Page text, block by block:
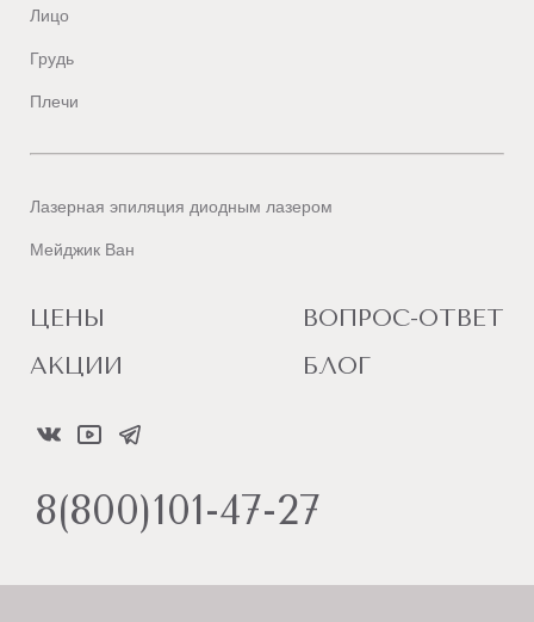
Лицо
Грудь
Плечи
Лазерная эпиляция диодным лазером
Мейджик Ван
ЦЕНЫ
АКЦИИ
ВОПРОС-ОТВЕТ
БЛОГ
8(800)101-47-27